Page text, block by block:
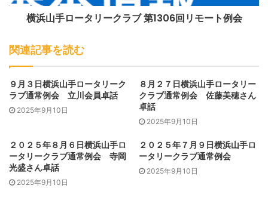
横浜生まれの横浜育ち、元町、中華街、関内と港街横浜を
知り尽くした大野新会員のスピーチは、彼女の絵画の紹介と
ともに、とても印象に残るものでした。
幼いころに難病を患い、病床で書き始めた絵が、やがて中
学、高校のクラブ活動で多くの人の目に届く喜びに接するこ
横浜山手ロータリークラブ 第1306回リモート例会
関連記事を読む
９月３日横浜山手ロータリーク
ラブ通常例会 立川会員卓話
2025年9月10日
８月２７日横浜山手ロータリー
クラブ通常例会 佐藤美穂さん
卓話
2025年9月10日
２０２５年８月６日横浜山手ロ
ータリークラブ通常例会 寺岡
光盛さん卓話
2025年9月10日
２０２５年７月９日横浜山手ロ
ータリークラブ通常例会
2025年9月10日